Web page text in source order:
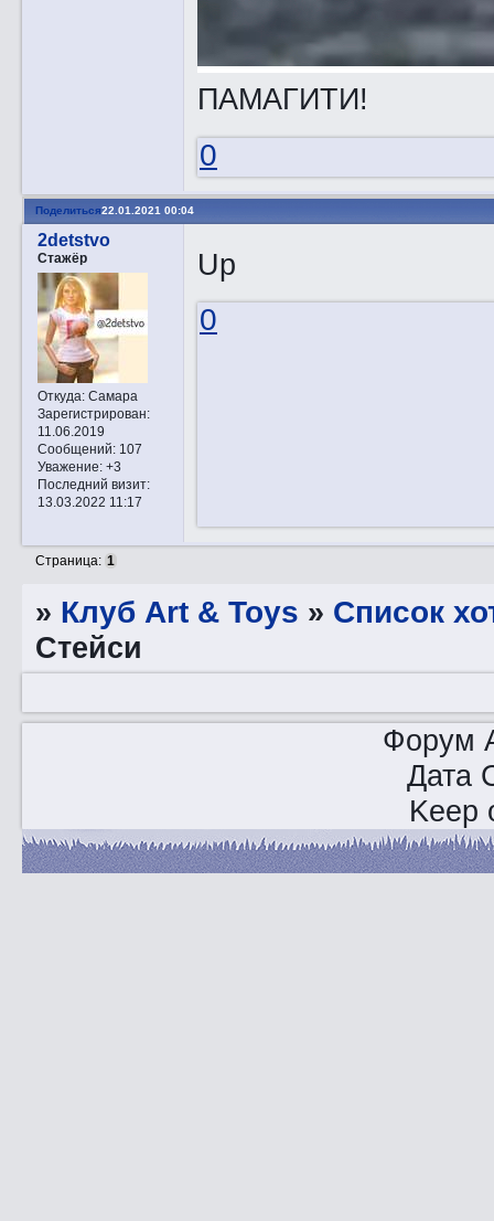
ПАМАГИТИ!
0
Поделиться22.01.2021 00:04
2detstvo
Стажёр
Откуда:Самара
Зарегистрирован:
11.06.2019
Сообщений:107
Уважение: +3
Последний визит:
13.03.2022 11:17
Up
0
Страница: 1
» Клуб Art & Toys » Список
Стейси
Форум
Дата
Keep